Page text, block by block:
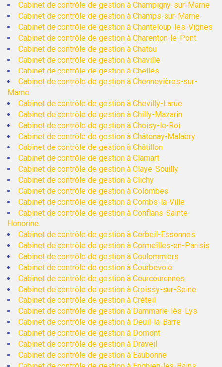
Cabinet de contrôle de gestion à Champigny-sur-Marne
Cabinet de contrôle de gestion à Champs-sur-Marne
Cabinet de contrôle de gestion à Chanteloup-les-Vignes
Cabinet de contrôle de gestion à Charenton-le-Pont
Cabinet de contrôle de gestion à Chatou
Cabinet de contrôle de gestion à Chaville
Cabinet de contrôle de gestion à Chelles
Cabinet de contrôle de gestion à Chennevières-sur-
Marne
Cabinet de contrôle de gestion à Chevilly-Larue
Cabinet de contrôle de gestion à Chilly-Mazarin
Cabinet de contrôle de gestion à Choisy-le-Roi
Cabinet de contrôle de gestion à Châtenay-Malabry
Cabinet de contrôle de gestion à Châtillon
Cabinet de contrôle de gestion à Clamart
Cabinet de contrôle de gestion à Claye-Souilly
Cabinet de contrôle de gestion à Clichy
Cabinet de contrôle de gestion à Colombes
Cabinet de contrôle de gestion à Combs-la-Ville
Cabinet de contrôle de gestion à Conflans-Sainte-
Honorine
Cabinet de contrôle de gestion à Corbeil-Essonnes
Cabinet de contrôle de gestion à Cormeilles-en-Parisis
Cabinet de contrôle de gestion à Coulommiers
Cabinet de contrôle de gestion à Courbevoie
Cabinet de contrôle de gestion à Courcouronnes
Cabinet de contrôle de gestion à Croissy-sur-Seine
Cabinet de contrôle de gestion à Créteil
Cabinet de contrôle de gestion à Dammarie-lès-Lys
Cabinet de contrôle de gestion à Deuil-la-Barre
Cabinet de contrôle de gestion à Domont
Cabinet de contrôle de gestion à Draveil
Cabinet de contrôle de gestion à Eaubonne